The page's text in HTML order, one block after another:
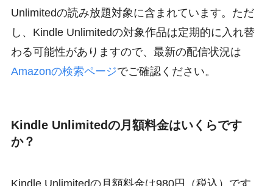
Unlimitedの読み放題対象に含まれています。ただ
し、Kindle Unlimitedの対象作品は定期的に入れ替
わる可能性がありますので、最新の配信状況は
Amazonの検索ページでご確認ください。
Kindle Unlimitedの月額料金はいくらです
か？